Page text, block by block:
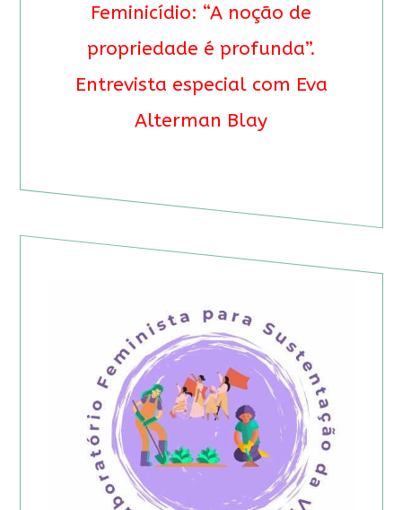
Feminicídio: “A noção de
propriedade é profunda”.
Entrevista especial com Eva
Alterman Blay